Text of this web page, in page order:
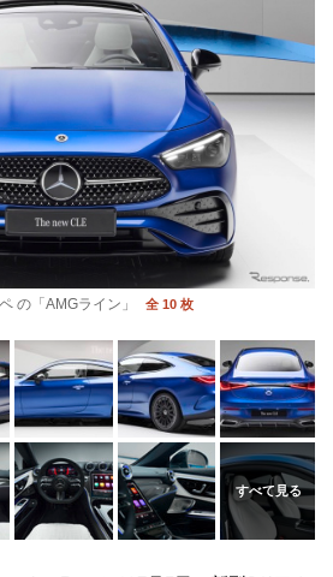
の「AMGライン」 全 10 枚